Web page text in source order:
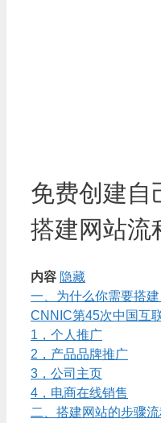
免费创建自
搭建网站流
内容 隐藏
一、为什么你需要搭
CNNIC第45次中国互
1，个人推广
2，产品品牌推广
3，公司主页
4，电商在线销售
二、搭建网站的步骤